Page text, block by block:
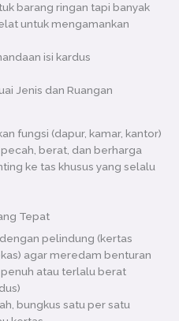
barang ringan tapi banyak
untuk mengamankan
isi kardus
Jenis dan Ruangan
fungsi (dapur, kamar, kantor)
berat, dan berharga
ke tas khusus yang selalu
Tepat
pelindung (kertas
agar meredam benturan
atau terlalu berat
bungkus satu per satu